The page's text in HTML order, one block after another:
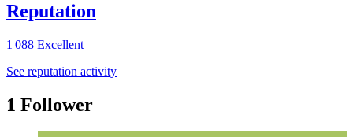
Reputation
1 088 Excellent
See reputation activity
1 Follower